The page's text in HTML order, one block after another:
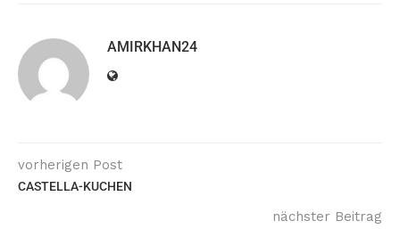
AMIRKHAN24
vorherigen Post
CASTELLA-KUCHEN
nächster Beitrag